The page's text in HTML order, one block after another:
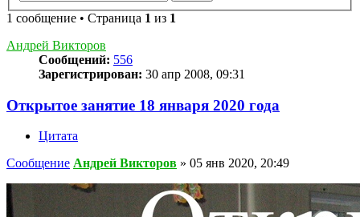
1 сообщение • Страница 1 из 1
Андрей Викторов
Сообщений: 556
Зарегистрирован: 30 апр 2008, 09:31
Открытое занятие 18 января 2020 года
Цитата
Сообщение Андрей Викторов » 05 янв 2020, 20:49